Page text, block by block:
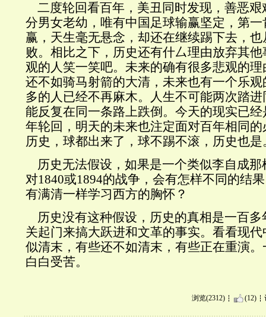
二度轮回看百年，美丑同时发现，善恶艰
分男女老幼，唯有中国足球输赢坚定，第
赢，天生毫无悬念，却还在继续踢下去，
败。相比之下，历史还有什厶理由放弃其
观的人笑一笑吧。未来的确有很多悲观的
还不如骑马射箭的大清，未来也有一个乐
多的人已经不再麻木。人生不可能两次踏
能反复在同一条路上跌倒。今天的现实已
年轮回，明天的未来也注定面对百年相同
历史，球都出来了，球不踢不滚，历史也是
历史无法假设，如果是一个类似李自成那
对1840或1894的战争，会有怎样不同的结
有满清一样学习西方的胸怀？
历史没有这种假设，历史的真相是一百多
关起门来搞大跃进和文革的事实。看看现
似清末，有些还不如清末，有些正在重演
白白受苦。
浏览(2312) (12)